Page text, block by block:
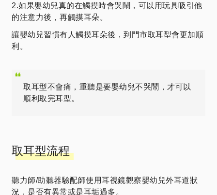
2.如果嬰幼兒真的在觸摸時會哭鬧，可以用玩具吸引他
的注意力後，再觸摸耳朵。
讓嬰幼兒習慣有人觸摸耳朵後，到門市取耳型會更加順
利。
取耳型不會痛，重聽是要嬰幼兒不哭鬧，才可以
順利取完耳型。
取耳型流程
聽力師/助聽器驗配師使用耳視鏡觀察嬰幼兒外耳道狀
況，是否有異常或是耳垢過多。